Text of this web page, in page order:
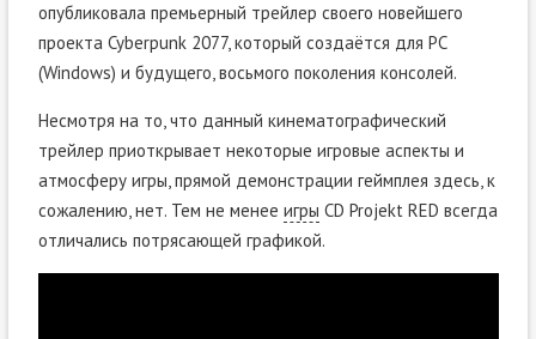
опубликовала премьерный трейлер своего новейшего
проекта Cyberpunk 2077, который создаётся для PC
(Windows) и будущего, восьмого поколения консолей.
Несмотря на то, что данный кинематографический
трейлер приоткрывает некоторые игровые аспекты и
атмосферу игры, прямой демонстрации геймплея здесь, к
сожалению, нет. Тем не менее игры CD Projekt RED всегда
отличались потрясающей графикой.